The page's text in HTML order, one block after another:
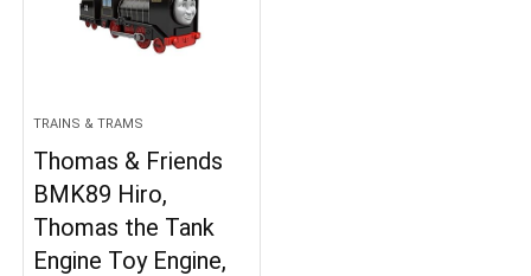
TRAINS & TRAMS
Thomas & Friends
BMK89 Hiro,
Thomas the Tank
Engine Toy Engine,